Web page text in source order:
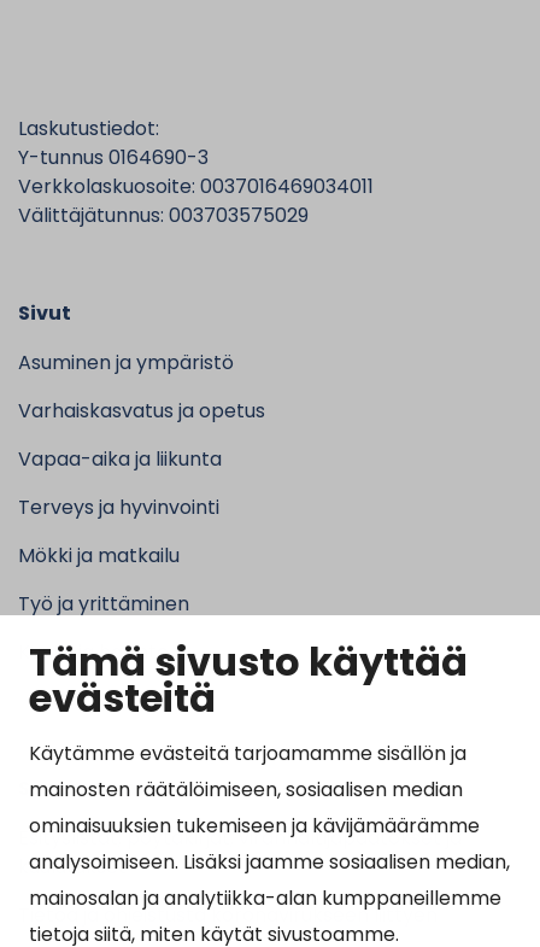
Tämä sivusto käyttää
evästeitä
Käytämme evästeitä tarjoamamme sisällön ja
mainosten räätälöimiseen, sosiaalisen median
ominaisuuksien tukemiseen ja kävijämäärämme
analysoimiseen. Lisäksi jaamme sosiaalisen median,
mainosalan ja analytiikka-alan kumppaneillemme
tietoja siitä, miten käytät sivustoamme.
Laskutustiedot:
Y-tunnus 0164690-3
Verkkolaskuosoite: 0037016469034011
Välittäjätunnus: 003703575029
Sivut
Asuminen ja ympäristö
Varhaiskasvatus ja opetus
Vapaa-aika ja liikunta
Terveys ja hyvinvointi
Mökki ja matkailu
Työ ja yrittäminen
Kunta ja hallinto
Suosituimmat sivut
Esityslistat, pöytäkirjat, viranhaltijapäätökset ja
kuulutukset
Tietoa ja ohjeistusta koronavirukseen liittyen